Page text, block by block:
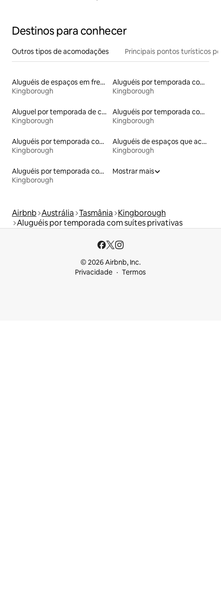
Destinos para conhecer
Outros tipos de acomodações Principais pontos turísticos
Aluguéis de espaços em frente à praia
Kingborough
Aluguéis por temporada com acesso à praia
Kingborough
Aluguel por temporada de casas de hóspedes
Kingborough
Aluguéis por temporada com café da manhã
Kingborough
Aluguéis por temporada com banheira de hidromassagem
Kingborough
Aluguéis de espaços que aceitam animais de estimação
Kingborough
Aluguéis por temporada com acesso ao lago
Kingborough
Mostrar mais
Airbnb Austrália Tasmânia Kingborough
Aluguéis por temporada com suítes privativas
© 2026 Airbnb, Inc.
Privacidade
Termos